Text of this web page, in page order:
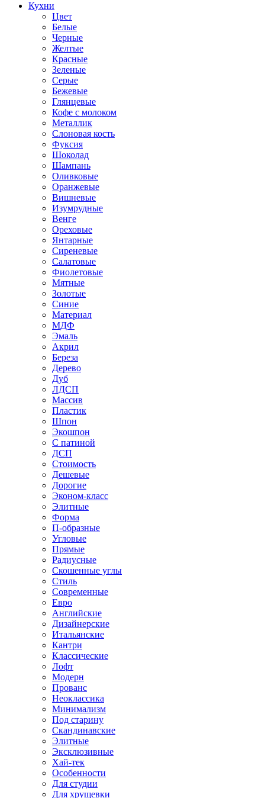
Кухни
Цвет
Белые
Черные
Желтые
Красные
Зеленые
Серые
Бежевые
Глянцевые
Кофе с молоком
Металлик
Слоновая кость
Фуксия
Шоколад
Шампань
Оливковые
Оранжевые
Вишневые
Изумрудные
Венге
Ореховые
Янтарные
Сиреневые
Салатовые
Фиолетовые
Мятные
Золотые
Синие
Материал
МДФ
Эмаль
Акрил
Береза
Дерево
Дуб
ЛДСП
Массив
Пластик
Шпон
Экошпон
С патиной
ДСП
Стоимость
Дешевые
Дорогие
Эконом-класс
Элитные
Форма
П-образные
Угловые
Прямые
Радиусные
Скошенные углы
Стиль
Современные
Евро
Английские
Дизайнерские
Итальянские
Кантри
Классические
Лофт
Модерн
Прованс
Неоклассика
Минимализм
Под старину
Скандинавские
Элитные
Эксклюзивные
Хай-тек
Особенности
Для студии
Для хрущевки